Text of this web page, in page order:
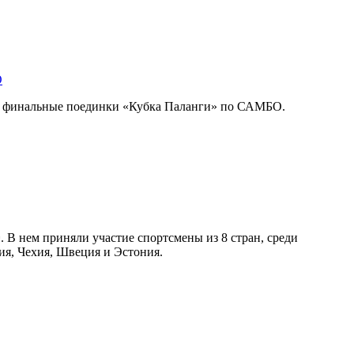
поединки «Кубка Паланги» по САМБО.
приняли участие спортсмены из 8 стран, среди
Чехия, Швеция и Эстония.